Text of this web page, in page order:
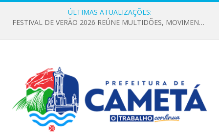
ÚLTIMAS ATUALIZAÇÕES:
FESTIVAL DE VERÃO 2026 REÚNE MULTIDÕES, MOVIMENTA A ECONOMIA E FORTALECE A CULTURA LOCAL